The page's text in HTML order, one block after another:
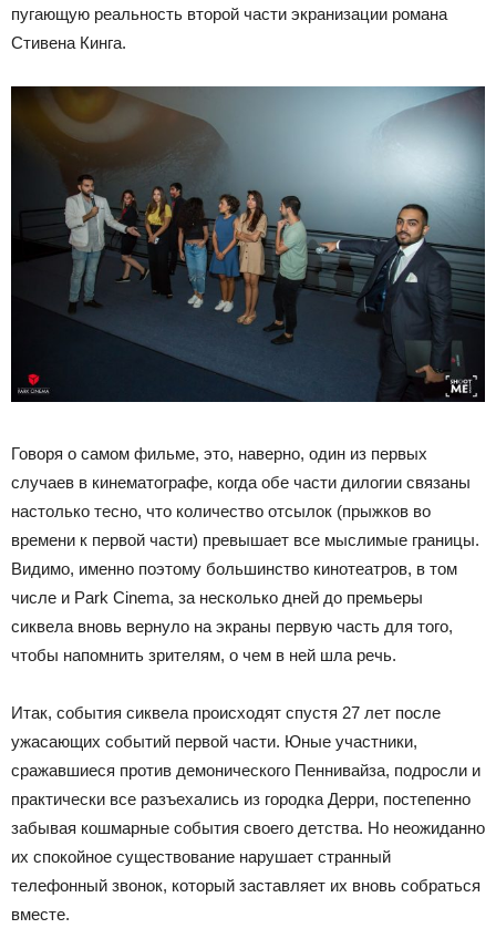
пугающую реальность второй части экранизации романа
Стивена Кинга.
Говоря о самом фильме, это, наверно, один из первых
случаев в кинематографе, когда обе части дилогии связаны
настолько тесно, что количество отсылок (прыжков во
времени к первой части) превышает все мыслимые границы.
Видимо, именно поэтому большинство кинотеатров, в том
числе и Park Cinema, за несколько дней до премьеры
сиквела вновь вернуло на экраны первую часть для того,
чтобы напомнить зрителям, о чем в ней шла речь.
Итак, события сиквела происходят спустя 27 лет после
ужасающих событий первой части. Юные участники,
сражавшиеся против демонического Пеннивайза, подросли и
практически все разъехались из городка Дерри, постепенно
забывая кошмарные события своего детства. Но неожиданно
их спокойное существование нарушает странный
телефонный звонок, который заставляет их вновь собраться
вместе.